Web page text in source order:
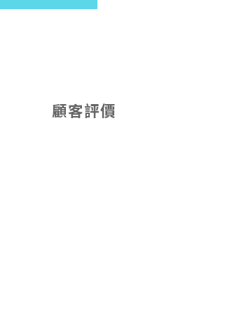
顧客評價